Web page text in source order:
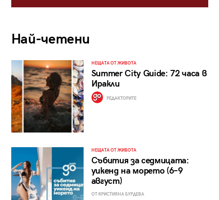
Най-четени
НЕЩАТА ОТ ЖИВОТА
Summer City Guide: 72 часа в
Иракли
РЕДАКТОРИТЕ
НЕЩАТА ОТ ЖИВОТА
Събития за седмицата:
уикенд на морето (6–9
август)
ОТ КРИСТИЯНА БУРДЕВА